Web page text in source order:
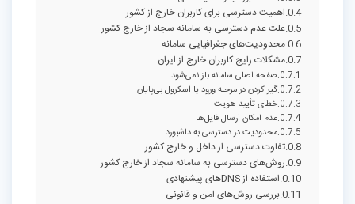
اهمیت دسترسی برای کاربران خارج از کشور
علت عدم دسترسی به سامانه سجاد از خارج کشور
محدودیت‌های جغرافیایی سامانه
مشکلات رایج کاربران خارج از ایران
صفحه اصلی سامانه باز نمی‌شود
گیر کردن در مرحله ورود یا اسکرول بی‌پایان
خطای تأیید هویت
عدم امکان ارسال فایل‌ها
محدودیت در دسترسی به داشبورد
تفاوت دسترسی از داخل و خارج کشور
روش‌های دسترسی به سامانه سجاد از خارج کشور
استفاده از DNSهای پیشنهادی
بررسی روش‌های امن و قانونی